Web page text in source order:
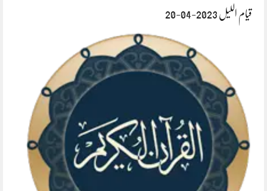
قیام اللیل 2023-04-20